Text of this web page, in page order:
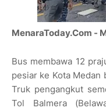
MenaraToday.Com -
Bus membawa 12
pesiar ke Kota Medan
Truk pengangkut
Tol Balmera